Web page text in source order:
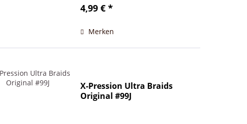
4,99 € *
Merken
X-Pression Ultra Braids
Original #99J